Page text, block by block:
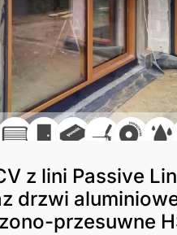
z lini Passive
drzwi
przesuwne